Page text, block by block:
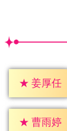
★ 姜厚任
★ 曹雨婷